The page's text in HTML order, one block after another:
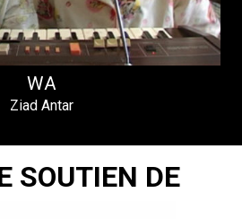
WA
Ziad Antar
SOUTIEN DE